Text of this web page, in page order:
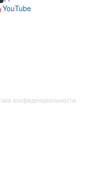
YouTube
конфиденциальности